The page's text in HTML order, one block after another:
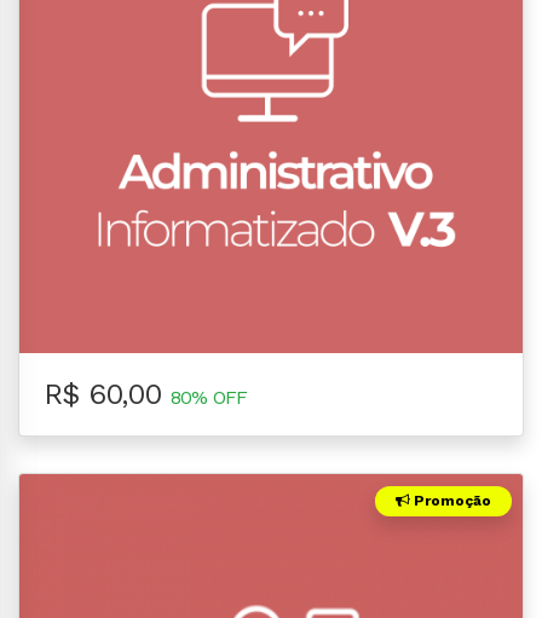
R$ 60,00 80% OFF
Promoção